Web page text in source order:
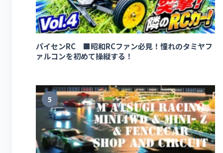
パイセンRC ■昭和RCファン必見！憧れのタミヤフ
ァルコンを初めて操縦する！
5